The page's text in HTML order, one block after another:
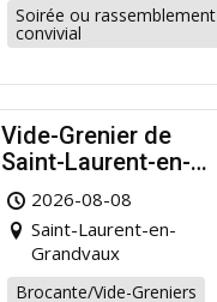
Soirée ou rassemblement
convivial
Vide-Grenier de
Saint-Laurent-en-
Grandvaux : Venez
chiner pour la bonne
cause !
2026-08-08
Saint-Laurent-en-
Grandvaux
Brocante/Vide-Greniers